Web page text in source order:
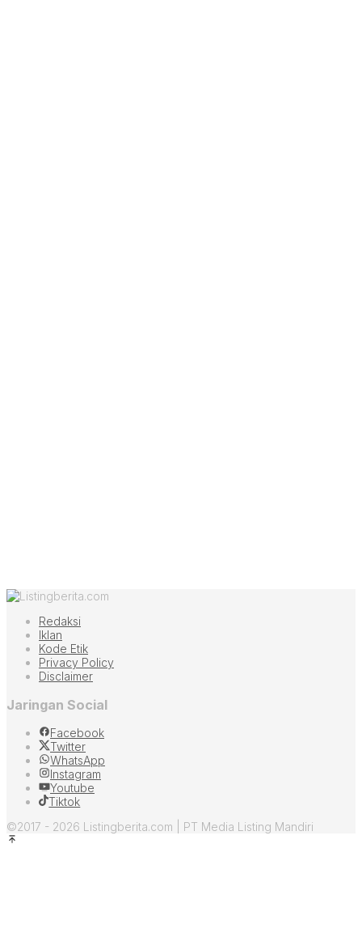
Redaksi
Iklan
Kode Etik
Privacy Policy
Disclaimer
Jaringan Social
Facebook
Twitter
WhatsApp
Instagram
Youtube
Tiktok
©2017 - 2026 Listingberita.com | PT Media Listing Mandiri